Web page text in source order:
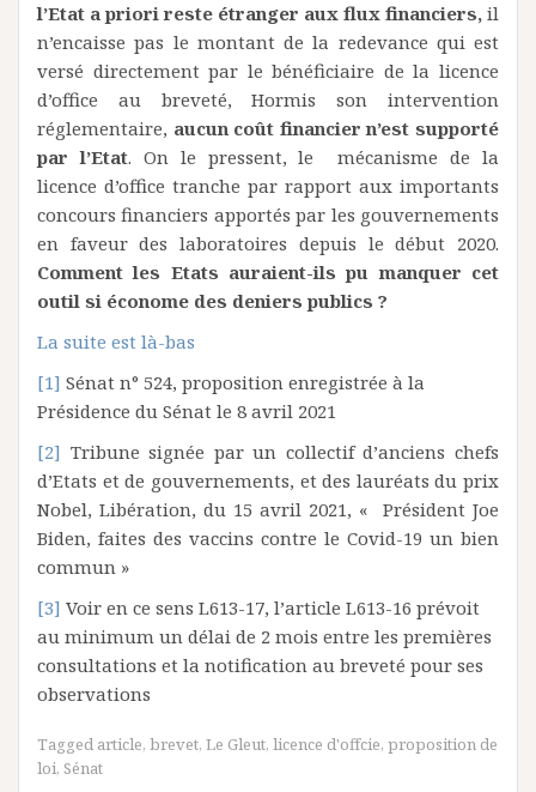
l’Etat a priori reste étranger aux flux financiers, il
n’encaisse pas le montant de la redevance qui est
versé directement par le bénéficiaire de la licence
d’office au breveté, Hormis son intervention
réglementaire, aucun coût financier n’est supporté
par l’Etat. On le pressent, le mécanisme de la
licence d’office tranche par rapport aux importants
concours financiers apportés par les gouvernements
en faveur des laboratoires depuis le début 2020.
Comment les Etats auraient-ils pu manquer cet
outil si économe des deniers publics ?
La suite est là-bas
[1] Sénat n° 524, proposition enregistrée à la
Présidence du Sénat le 8 avril 2021
[2] Tribune signée par un collectif d’anciens chefs
d’Etats et de gouvernements, et des lauréats du prix
Nobel, Libération, du 15 avril 2021, « Président Joe
Biden, faites des vaccins contre le Covid-19 un bien
commun »
[3] Voir en ce sens L613-17, l’article L613-16 prévoit
au minimum un délai de 2 mois entre les premières
consultations et la notification au breveté pour ses
observations
Tagged article, brevet, Le Gleut, licence d'offcie, proposition de
loi, Sénat